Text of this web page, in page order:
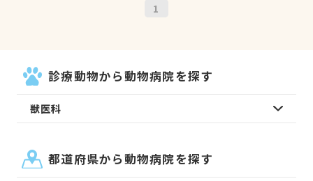
1
診療動物から動物病院を探す
獣医科
都道府県から動物病院を探す